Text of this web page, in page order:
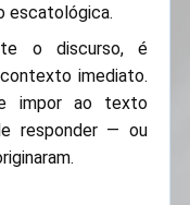
escatológica.
o discurso, é
imediato.
impor ao texto
responder — ou